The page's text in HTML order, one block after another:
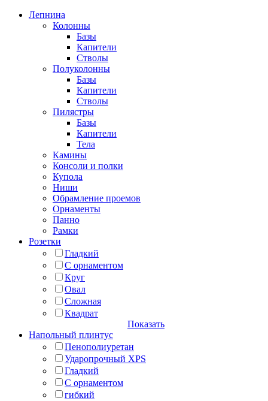
Лепнина
Колонны
Базы
Капители
Стволы
Полуколонны
Базы
Капители
Стволы
Пилястры
Базы
Капители
Тела
Камины
Консоли и полки
Купола
Ниши
Обрамление проемов
Орнаменты
Панно
Рамки
Розетки
Гладкий
С орнаментом
Круг
Овал
Сложная
Квадрат
Показать
Напольный плинтус
Пенополиуретан
Ударопрочный XPS
Гладкий
С орнаментом
гибкий